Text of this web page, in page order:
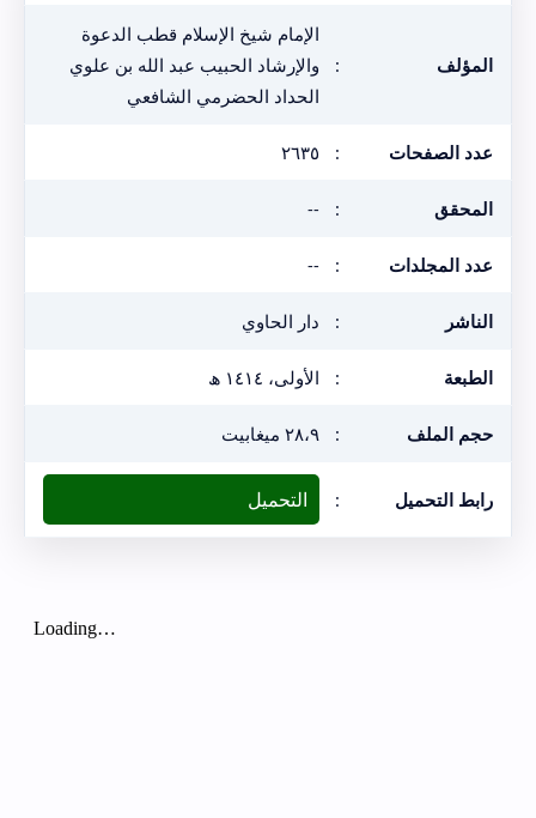
المؤلف :
الإمام شيخ الإسلام قطب الدعوة
والإرشاد الحبيب عبد الله بن علوي
الحداد الحضرمي الشافعي
عدد الصفحات : ٢٦٣٥
المحقق :
--
عدد المجلدات :
--
الناشر : دار الحاوي
الطبعة : الأولى، ١٤١٤ ھ
حجم الملف : ٢٨،٩ ميغابيت
رابط التحميل : التحميل